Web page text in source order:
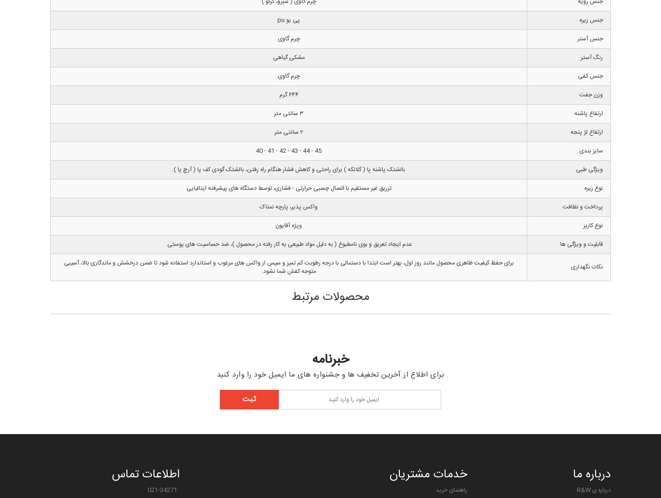
جنس زیره
پی یو pu
جنس آستر
چرم گاوی
رنگ آستر
مشکی گیاهی
جنس کفی
چرم گاوی
وزن جفت
۶۴۴ گرم
ارتفاع پاشنه
۳ سانتی متر
ارتفاع لژ پنجه
۲ سانتی متر
سایز بندی
45 - 44 - 43 - 42 - 41 - 40
ویژگی طبی
بالشتک پاشنه پا ( کَلانکه ) برای راحتی و کاهش فشار هنگام راه رفتن، بالشتک گودی کف پا ( آرچ پا ).
نوع زیره
تزریق غیر مستقیم با اتصال چسبی حرارتی - فشاری، توسط دستگاه های پیشرفته ایتالیایی
پرداخت و نظافت
واکس پذیر، پارچه نمناک
نوع کاربر
ویژه آقایون
قابلیت و ویژگی ها
عدم ایجاد تعریق و بوی نامطبوع ( به دلیل مواد طبیعی به کار رفته در محصول )، ضد حساسیت های پوستی.
نکات نگهداری
برای حفظ کیفیت ظاهری محصول مانند روز اول، بهتر است ابتدا با دستمالی با درجه رطوبت کم تمیز و سپس از واکس های مرغوب و استاندارد استفاده شود تا ضمن درخشش و ماندگاری بالا، آسیبی
متوجه کفش شما نشود.
محصولات مرتبط
خبرنامه
برای اطلاع از آخرین تخفیف ها و جشنواره های ما ایمیل خود را وارد کنید
درباره ما
درباره ی R&W
خدمات مشتریان
راهنمای خرید
اطلاعات تماس
021-34271